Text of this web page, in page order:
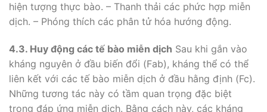
hiện tượng thực bào. – Thanh thải các phức hợp miễn
dịch. – Phóng thích các phân tử hóa hướng động.
4.3. Huy động các tế bào miễn dịch Sau khi gắn vào
kháng nguyên ở đầu biến đổi (Fab), kháng thể có thể
liên kết với các tế bào miễn dịch ở đầu hằng định (Fc).
Những tương tác này có tầm quan trọng đặc biệt
trong đáp ứng miễn dịch. Bằng cách này, các kháng